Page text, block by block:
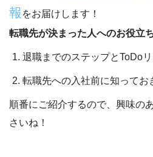
報 をお届けします！
転職先が決まった人へのお役立
退職までのステップとToDoリ
転職先への入社前に知ってお
順番にご紹介するので、興味の
さいね！